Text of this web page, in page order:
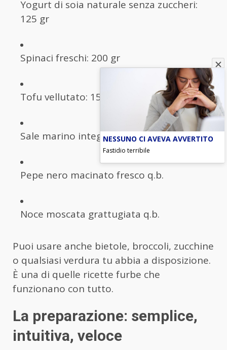
Yogurt di soia naturale senza zuccheri:
125 gr
Spinaci freschi: 200 gr
Tofu vellutato: 150 gr
Sale marino integrale q.b.
Pepe nero macinato fresco q.b.
Noce moscata grattugiata q.b.
Puoi usare anche bietole, broccoli, zucchine
o qualsiasi verdura tu abbia a disposizione.
È una di quelle ricette furbe che
funzionano con tutto.
La preparazione: semplice,
intuitiva, veloce
NESSUNO CI AVEVA AVVERTITO
Fastidio terribile